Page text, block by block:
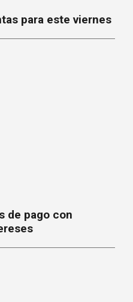
para este viernes
de pago con